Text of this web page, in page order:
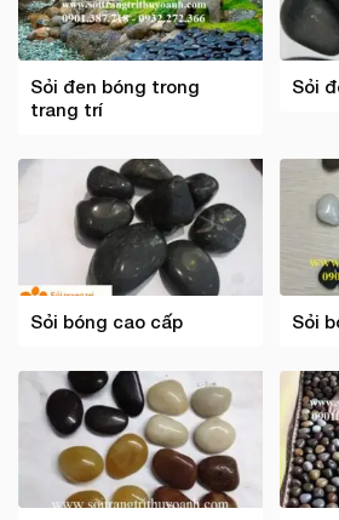
Sỏi đen bóng trong
trang trí
Sỏi
Sỏi bóng cao cấp Sỏi